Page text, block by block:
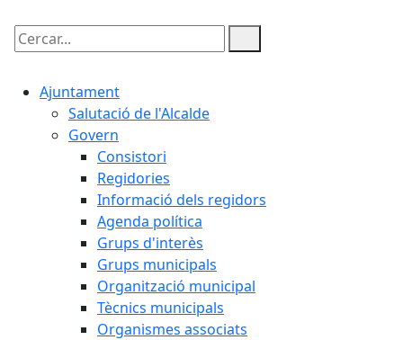
Cercar:
Ajuntament
Salutació de l'Alcalde
Govern
Consistori
Regidories
Informació dels regidors
Agenda política
Grups d'interès
Grups municipals
Organització municipal
Tècnics municipals
Organismes associats